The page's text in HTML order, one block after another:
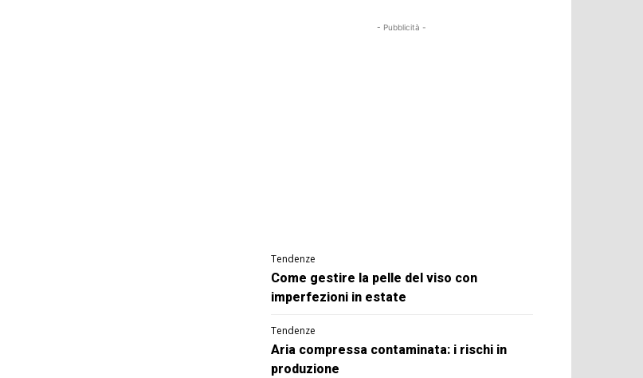
- Pubblicità -
Tendenze
Come gestire la pelle del viso con
imperfezioni in estate
Tendenze
Aria compressa contaminata: i rischi in
produzione